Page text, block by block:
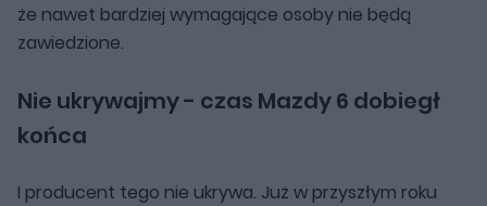
że nawet bardziej wymagające osoby nie będą
zawiedzione.
Nie ukrywajmy - czas Mazdy 6 dobiegł
końca
I producent tego nie ukrywa. Już w przyszłym roku